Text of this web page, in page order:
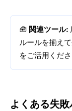
🧰 関連ツール:
ルールを揃え
をご活用くださ
よくある失